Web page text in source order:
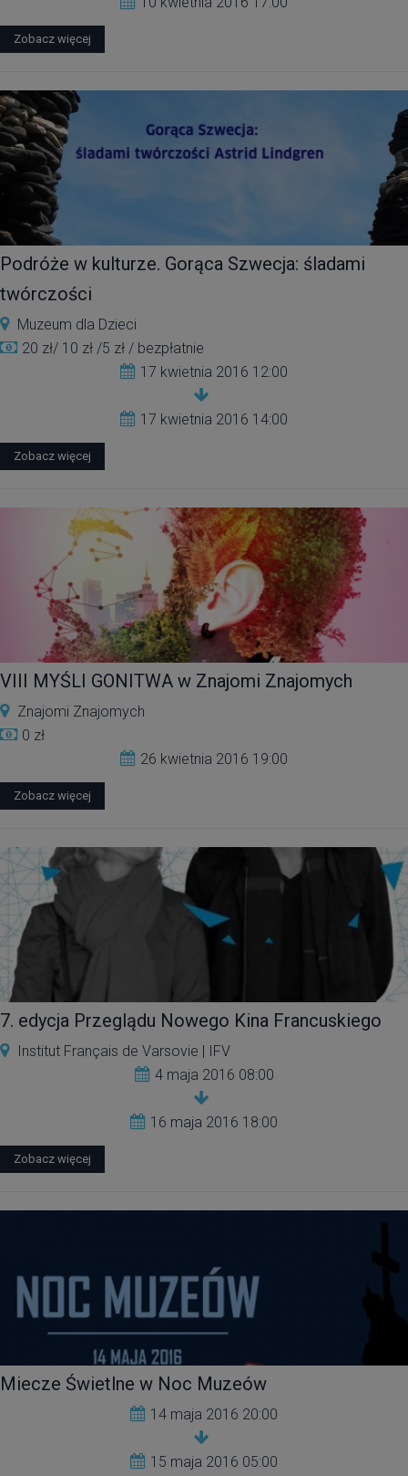
Zobacz więcej
Podróże w kulturze. Gorąca Szwecja: śladami
twórczości
Muzeum dla Dzieci
20 zł/ 10 zł /5 zł / bezpłatnie
17 kwietnia 2016 12:00
17 kwietnia 2016 14:00
Zobacz więcej
VIII MYŚLI GONITWA w Znajomi Znajomych
Znajomi Znajomych
0 zł
26 kwietnia 2016 19:00
Zobacz więcej
7. edycja Przeglądu Nowego Kina Francuskiego
Institut Français de Varsovie | IFV
4 maja 2016 08:00
16 maja 2016 18:00
Zobacz więcej
Miecze Świetlne w Noc Muzeów
14 maja 2016 20:00
15 maja 2016 05:00